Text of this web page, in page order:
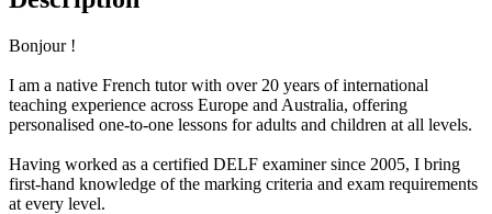
Bonjour !
I am a native French tutor with over 20 years of international
teaching experience across Europe and Australia, offering
personalised one-to-one lessons for adults and children at all levels.
Having worked as a certified DELF examiner since 2005, I bring
first-hand knowledge of the marking criteria and exam requirements
at every level.